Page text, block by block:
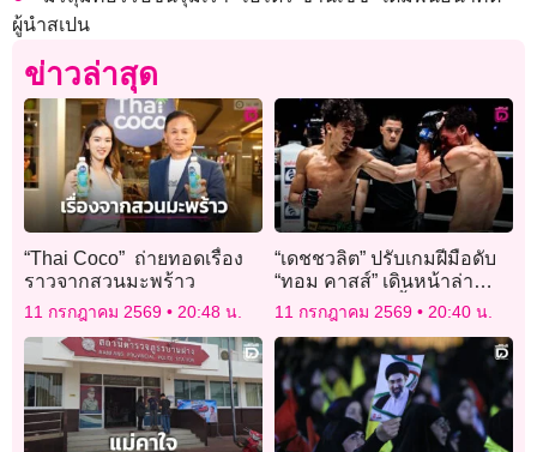
ผู้นำสเปน
ข่าวล่าสุด
“Thai Coco” ถ่ายทอดเรื่อง
ราวจากสวนมะพร้าว
11 กรกฎาคม 2569 20:48 น.
“เดชชวลิต” ปรับเกมฝีมือดับ
“ทอม คาสส์” เดินหน้าล่า
สัญญา ONE ปีนี้
11 กรกฎาคม 2569 20:40 น.